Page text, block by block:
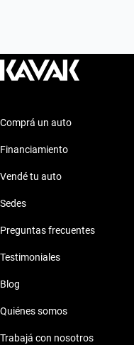
Comprá un auto
Financiamiento
Vendé tu auto
Sedes
Preguntas frecuentes
Testimoniales
Blog
Quiénes somos
Trabajá con nosotros